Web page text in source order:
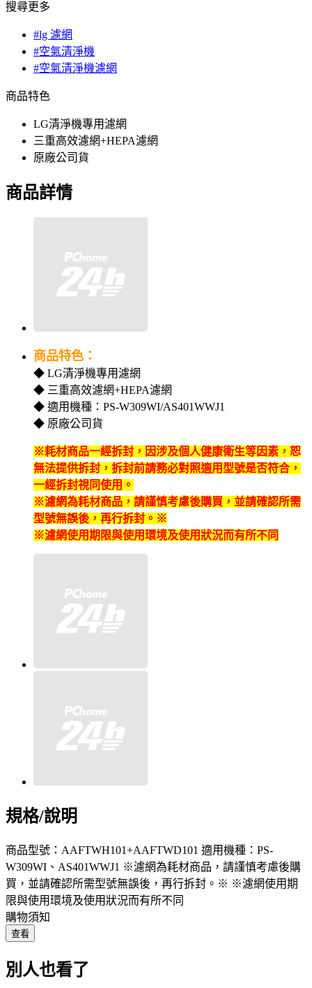
搜尋更多
#lg 濾網
#空氣清淨機
#空氣清淨機濾網
商品特色
LG清淨機專用濾網
三重高效濾網+HEPA濾網
原廠公司貨
商品詳情
商品特色：
◆ LG清淨機專用濾網
◆ 三重高效濾網+HEPA濾網
◆ 適用機種：PS-W309WI/AS401WWJ1
◆ 原廠公司貨
※耗材商品一經拆封，因涉及個人健康衛生等因素，恕
無法提供拆封 ，拆封前請務必對照適用型號是否符合，
一經拆封視同使用。
※濾網為耗材商品，請謹慎考慮後購買，並請確認所需
型號無誤後，再行拆封。※
※濾網使用期限與使用環境及使用狀況而有所不同
規格/說明
商品型號：AAFTWH101+AAFTWD101 適用機種：PS-
W309WI、AS401WWJ1 ※濾網為耗材商品，請謹慎考慮後購
買，並請確認所需型號無誤後，再行拆封。※ ※濾網使用期
限與使用環境及使用狀況而有所不同
購物須知
查看
別人也看了